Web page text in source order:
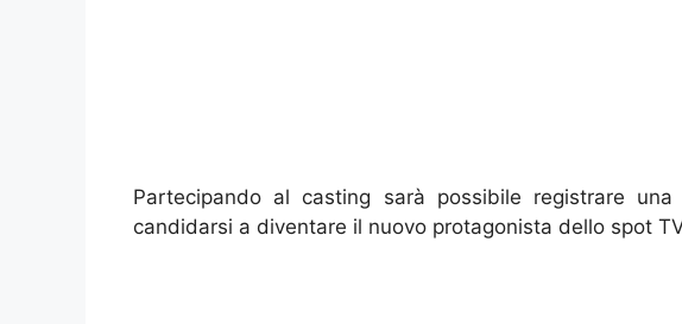
Partecipando al casting sarà possibile registrare
candidarsi a diventare il nuovo protagonista dello spot